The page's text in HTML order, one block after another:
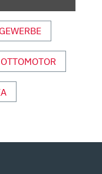
GEWERBE
OTTOMOTOR